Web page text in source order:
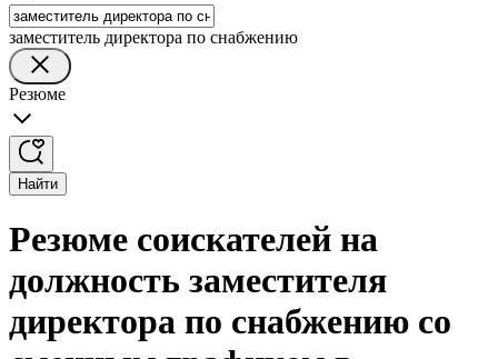
заместитель директора по снабжению
Резюме
Найти
Резюме соискателей на
должность заместителя
директора по снабжению со